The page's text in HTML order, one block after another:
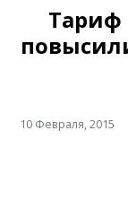
Тариф
10 Февраля, 2015